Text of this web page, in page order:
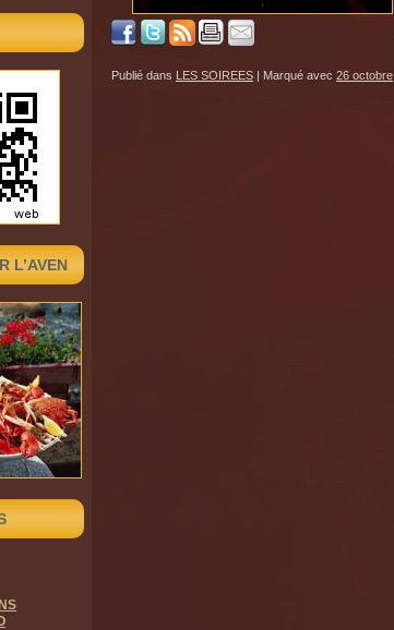
L’AVEN
Publié dans LES SOIREES | Marqué avec 26 octobre